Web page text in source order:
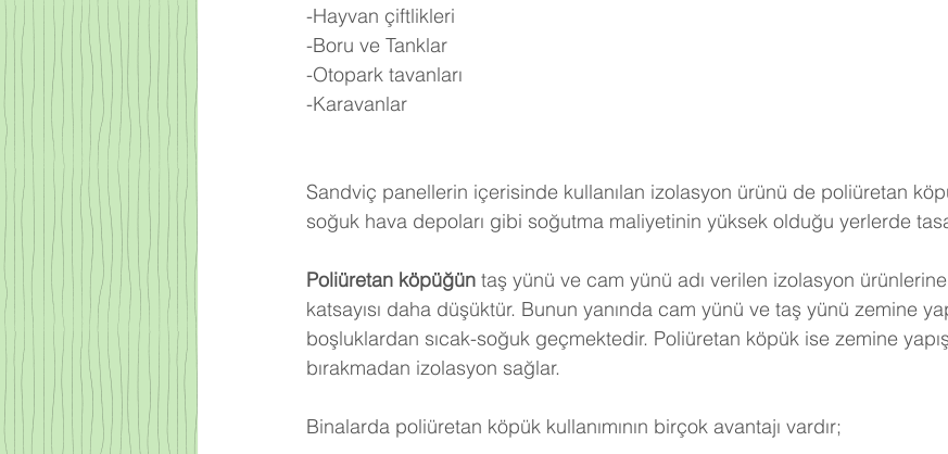
-Hayvan çiftlikleri
-Boru ve Tanklar
-Otopark tavanları
-Karavanlar
Sandviç panellerin içerisinde kullanılan izolasyon ürünü de poliüretan
soğuk hava depoları gibi soğutma maliyetinin yüksek olduğu yerlerde
Poliüretan köpüğün taş yünü ve cam yünü adı verilen izolasyon ürünlerine
katsayısı daha düşüktür. Bunun yanında cam yünü ve taş yünü zemine
boşluklardan sıcak-soğuk geçmektedir. Poliüretan köpük ise zemine
bırakmadan izolasyon sağlar.
Binalarda poliüretan köpük kullanımının birçok avantajı vardır;